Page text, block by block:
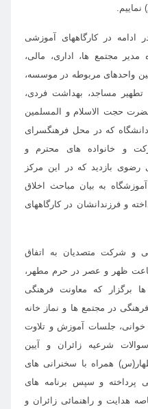
در کارگاههای آموزشی
مجتمع ها، اداری، مالی،
واحدهای مربوطه در موسسه،
مساجد، بهداشت فردی،
حجت الاسلام و المسلمین
که در محل فرهنگسرای
و خانواده های محترم و
رضوی بازدید که در این مرکز
به بیان مباحث اخلاق
و فرزندانشان در کارگاههای
و شرکت متصدیان به اتفاق
ظهر و عصر در حرم مطهر،
برگزار که معاونت فرهنگی
در مجتمع ها و نماز خانه
خوانی، جلسات آموزش و تلاوت
شرعیه زائران و آیین
همراه با سخنرانی های
پرداخته و سپس برنامه های
هدایت و راهنمائی زائران و